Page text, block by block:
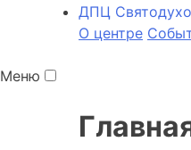
ДПЦ
О центре
Меню